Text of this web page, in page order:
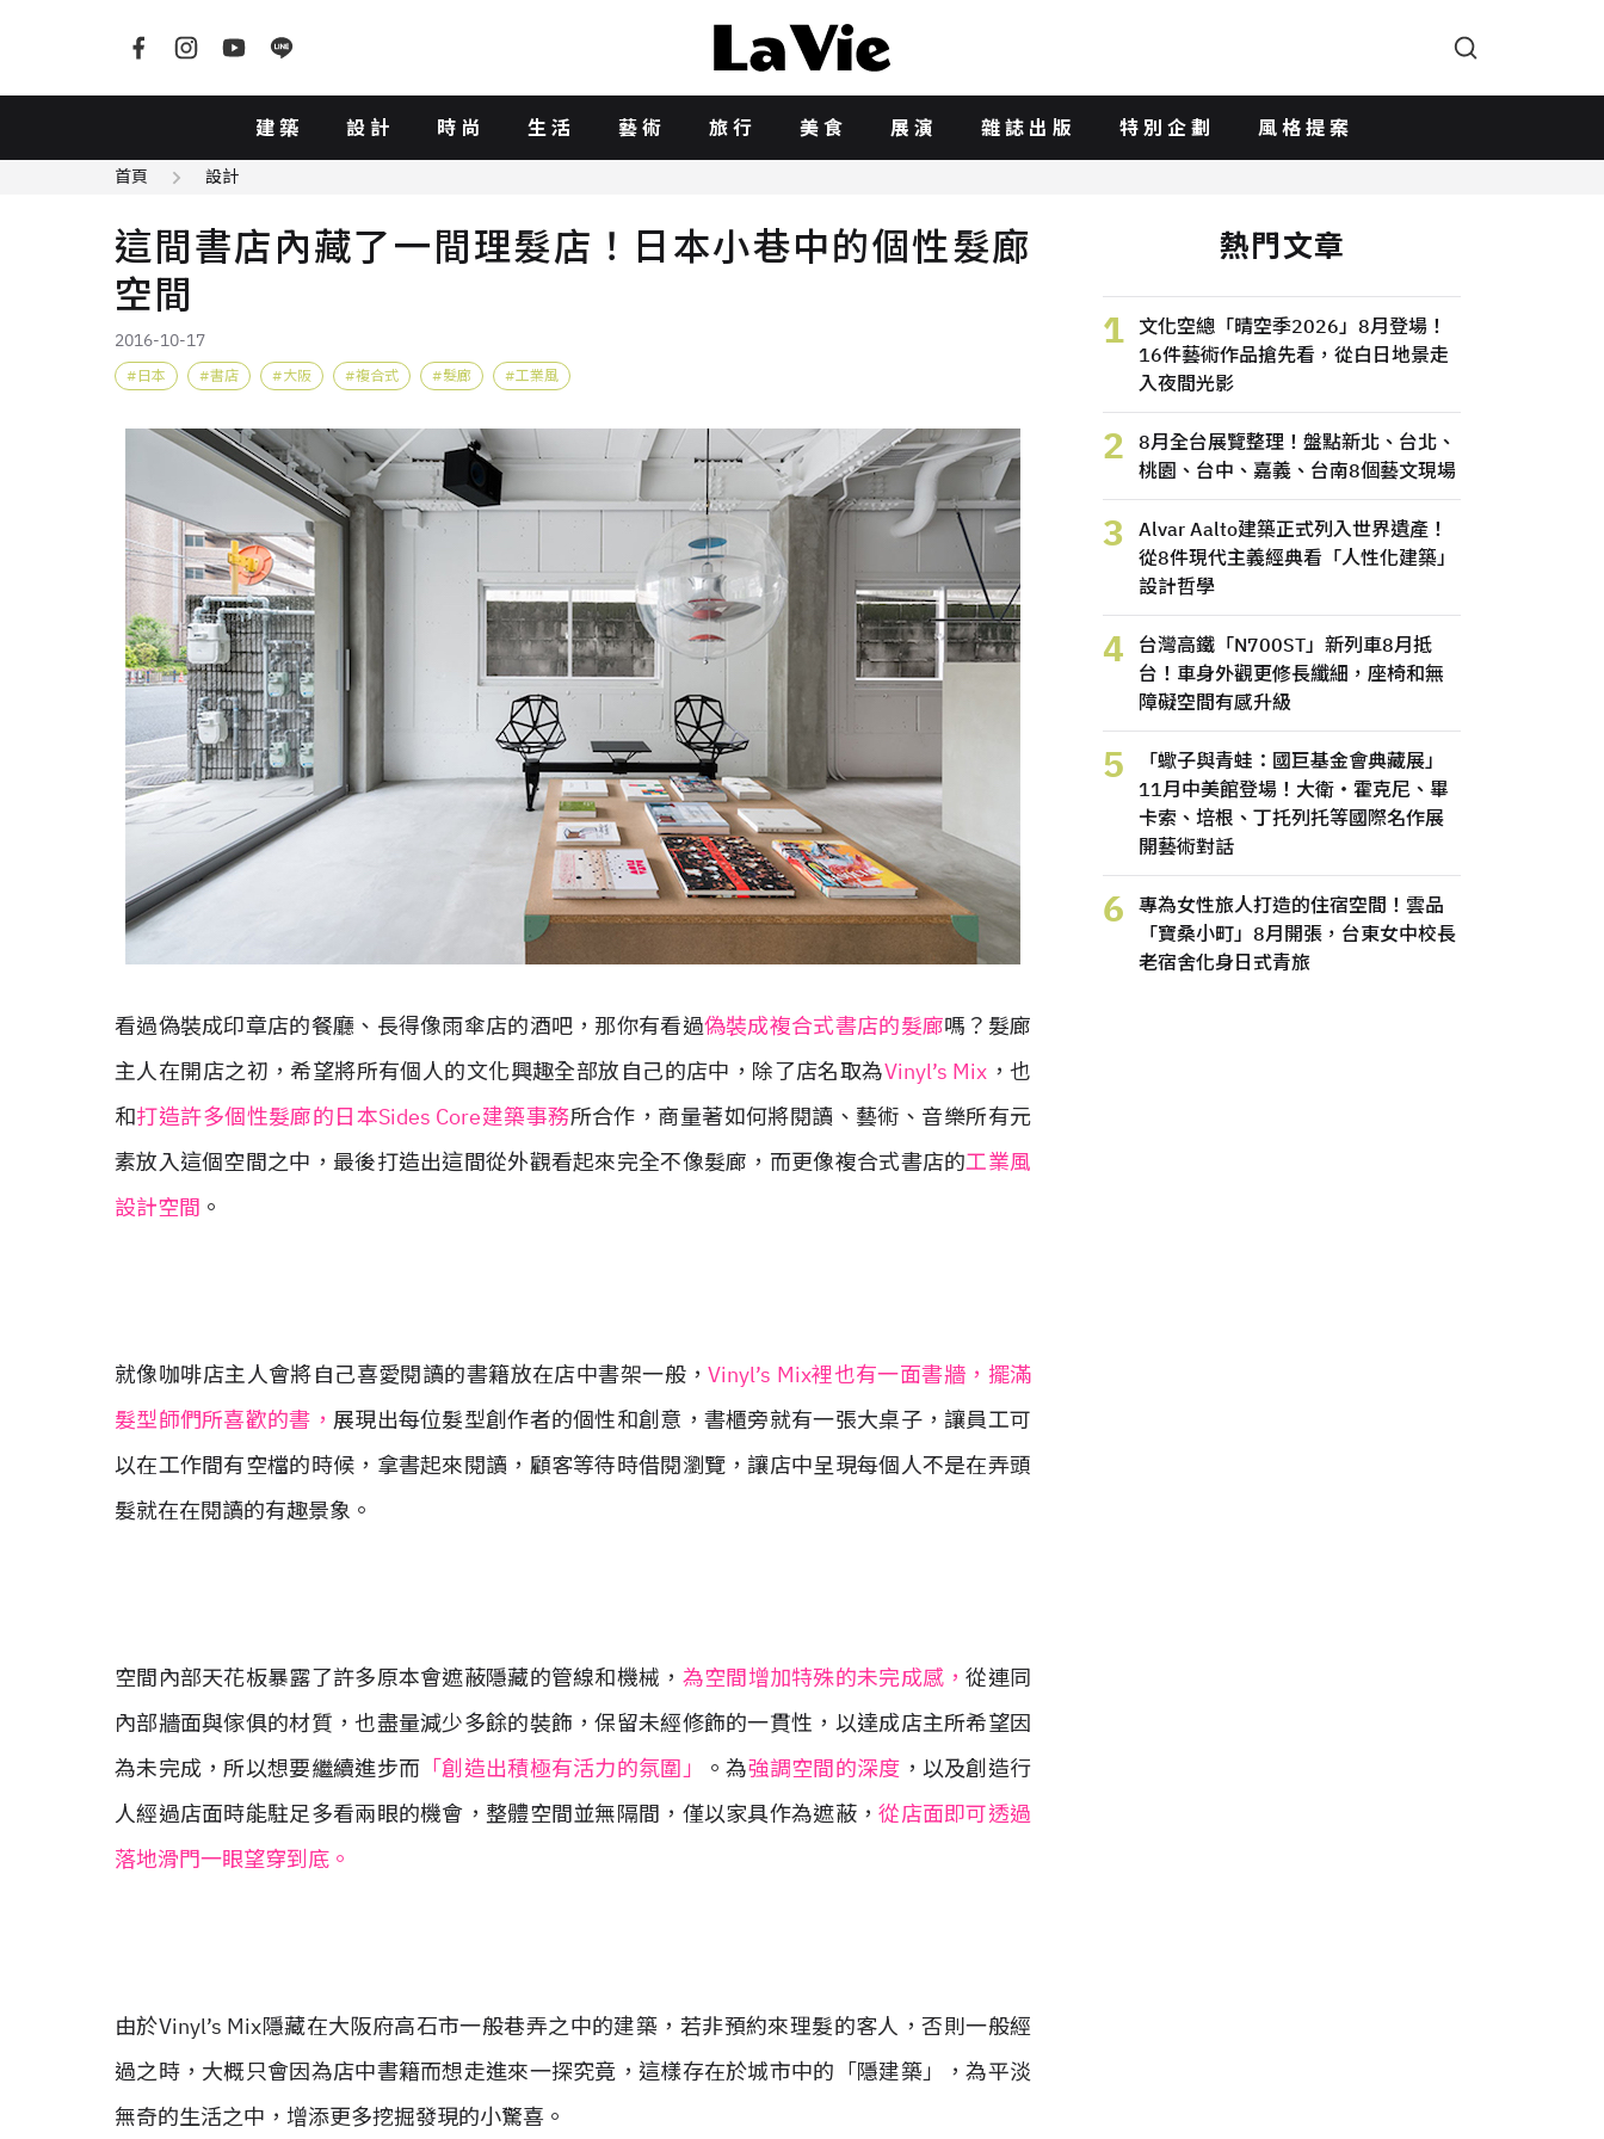
建築 設計 時尚 生活 藝術 旅行 美食 展演 雜誌出版 特別企劃 風格提案
首頁 設計
這間書店內藏了一間理髮店！日本小巷中的個性髮廊
空間
2016-10-17
日本 書店 大阪 複合式 髮廊 工業風
看過偽裝成印章店的餐廳、長得像雨傘店的酒吧，那你有看過偽裝成複合式書店的髮廊嗎？髮廊
主人在開店之初，希望將所有個人的文化興趣全部放自己的店中，除了店名取為Vinyl’s Mix ，也
和打造許多個性髮廊的日本Sides Core建築事務所合作，商量著如何將閱讀、藝術、音樂所有元
素放入這個空間之中，最後打造出這間從外觀看起來完全不像髮廊，而更像複合式書店的工業風
設計空間 。
就像咖啡店主人會將自己喜愛閱讀的書籍放在店中書架一般，Vinyl’s Mix裡也有一面書牆，擺滿
髮型師們所喜歡的書， 展現出每位髮型創作者的個性和創意，書櫃旁就有一張大桌子，讓員工可
以在工作間有空檔的時候，拿書起來閱讀，顧客等待時借閱瀏覽，讓店中呈現每個人不是在弄頭
髮就在在閱讀的有趣景象。
空間內部天花板暴露了許多原本會遮蔽隱藏的管線和機械， 為空間增加特殊的未完成感，從連同
內部牆面與傢俱的材質，也盡量減少多餘的裝飾，保留未經修飾的一貫性，以達成店主所希望因
為未完成，所以想要繼續進步而 「創造出積極有活力的氛圍」 。為強調空間的深度 ，以及創造行
人經過店面時能駐足多看兩眼的機會，整體空間並無隔間，僅以家具作為遮蔽，從店面即可透過
落地滑門一眼望穿到底。
由於Vinyl’s Mix隱藏在大阪府高石市一般巷弄之中的建築，若非預約來理髮的客人，否則一般經
過之時，大概只會因為店中書籍而想走進來一探究竟，這樣存在於城市中的「隱建築」，為平淡
無奇的生活之中，增添更多挖掘發現的小驚喜。
熱門文章
1
文化空總「晴空季2026」8月登場！
16件藝術作品搶先看，從白日地景走
入夜間光影
2
8月全台展覽整理！盤點新北、台北、
桃園、台中、嘉義、台南8個藝文現場
3
Alvar Aalto建築正式列入世界遺產！
從8件現代主義經典看「人性化建築」
設計哲學
4
台灣高鐵「N700ST」新列車8月抵
台！車身外觀更修長纖細，座椅和無
障礙空間有感升級
5
「蠍子與青蛙：國巨基金會典藏展」
11月中美館登場！大衛・霍克尼、畢
卡索、培根、丁托列托等國際名作展
開藝術對話
6
專為女性旅人打造的住宿空間！雲品
「寶桑小町」8月開張，台東女中校長
老宿舍化身日式青旅